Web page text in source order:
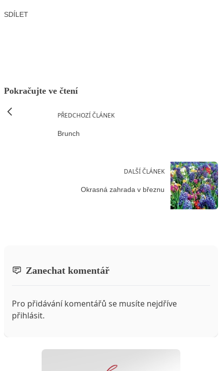
SDÍLET
Pokračujte ve čtení
PŘEDCHOZÍ ČLÁNEK
Brunch
DALŠÍ ČLÁNEK
Okrasná zahrada v březnu
Zanechat komentář
Pro přidávání komentářů se musíte nejdříve
přihlásit.